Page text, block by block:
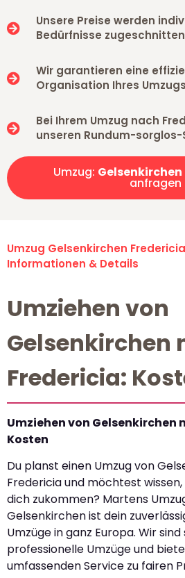
Unsere Preise werden
Bedürfnisse
Wir garantieren eine
Organisation Ihres
Bei Ihrem Umzug nach
unseren Rundum-sorglos-
Umzug:
anfragen
Umzug Gelsenkirchen
Informationen & Details
Umziehen von
Gelsenkirchen
Fredericia:
Umziehen von Gelsenkirchen
Kosten
Du planst einen Umzug von
Fredericia und möchtest
dich zukommen? Martens
Gelsenkirchen ist dein
Umzüge in ganz Europa. Wir
professionelle Umzüge und
umfassenden Service zu fairen